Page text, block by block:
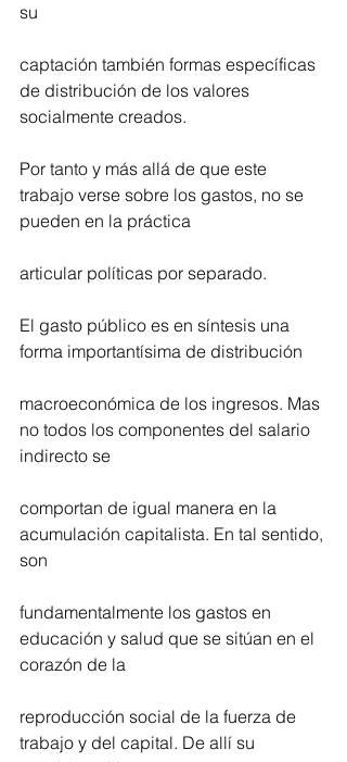
su
captación también formas específicas
de distribución de los valores
socialmente creados.
Por tanto y más allá de que este
trabajo verse sobre los gastos, no se
pueden en la práctica
articular políticas por separado.
El gasto público es en síntesis una
forma importantísima de distribución
macroeconómica de los ingresos. Mas
no todos los componentes del salario
indirecto se
comportan de igual manera en la
acumulación capitalista. En tal sentido,
son
fundamentalmente los gastos en
educación y salud que se sitúan en el
corazón de la
reproducción social de la fuerza de
trabajo y del capital. De allí su